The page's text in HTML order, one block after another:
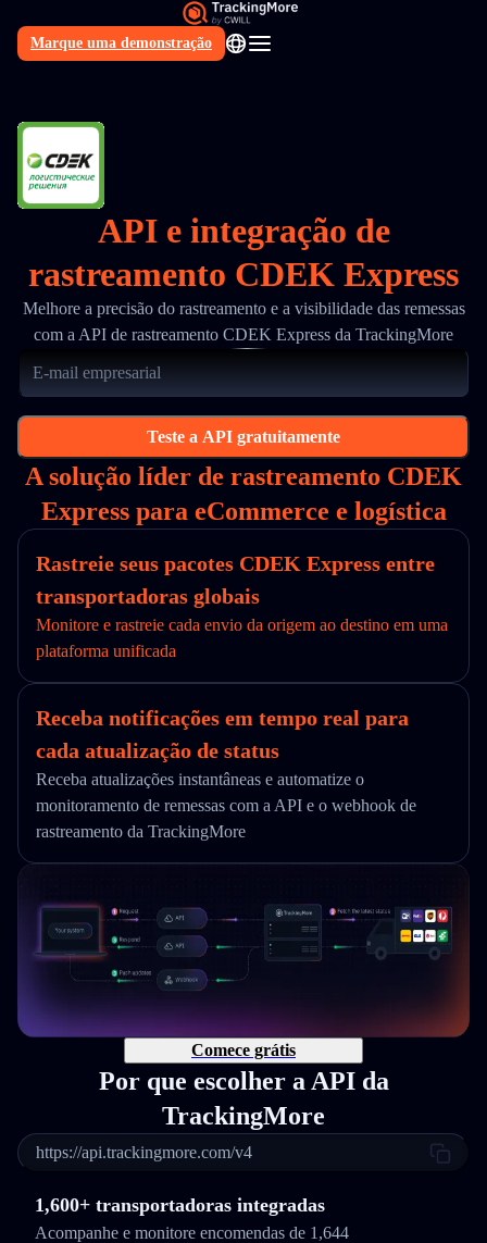
Marque uma demonstração
PT
API e integração de
rastreamento CDEK Express
Melhore a precisão do rastreamento e a visibilidade das remessas
com a API de rastreamento CDEK Express da TrackingMore
Teste a API gratuitamente
A solução líder de rastreamento CDEK
Express para eCommerce e logística
Rastreie seus pacotes CDEK Express entre
transportadoras globais
Monitore e rastreie cada envio da origem ao destino em uma
plataforma unificada
Receba notificações em tempo real para
cada atualização de status
Receba atualizações instantâneas e automatize o
monitoramento de remessas com a API e o webhook de
rastreamento da TrackingMore
Comece grátis
Por que escolher a API da
TrackingMore
https://api.trackingmore.com/v4
1,600+ transportadoras integradas
Acompanhe e monitore encomendas de 1,644